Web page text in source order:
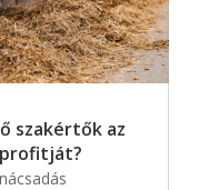
szakértők az